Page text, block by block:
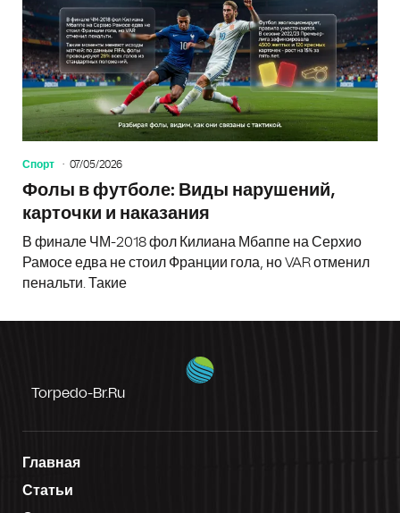
Спорт 07/05/2026
Фолы в футболе: Виды нарушений,
карточки и наказания
В финале ЧМ-2018 фол Килиана Мбаппе на Серхио
Рамосе едва не стоил Франции гола, но VAR отменил
пенальти. Такие
Torpedo-Br.ru
Главная
Статьи